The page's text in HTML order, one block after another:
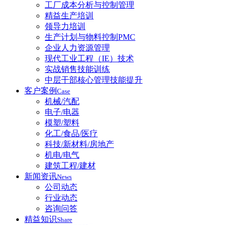
工厂成本分析与控制管理
精益生产培训
领导力培训
生产计划与物料控制PMC
企业人力资源管理
现代工业工程（IE）技术
实战销售技能训练
中层干部核心管理技能提升
客户案例 Case
机械/汽配
电子/电器
模塑/塑料
化工/食品/医疗
科技/新材料/房地产
机电/电气
建筑工程/建材
新闻资讯News
公司动态
行业动态
咨询问答
精益知识Share